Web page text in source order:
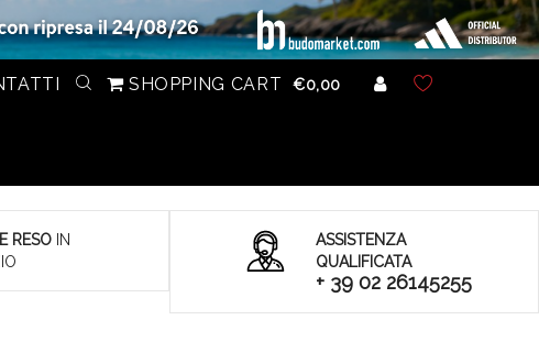
SHOPPING CART €0,00
RESOIN
ASSISTENZA
QUALIFICATA
+ 39 02 26145255